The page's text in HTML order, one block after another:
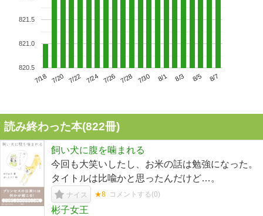
7/18 7/20 7/22 7/24 7/26 7/28 7/30 8/1 8/3 8/5 8/7
820.5
821.0
821.5
読み終わった本(822冊)
飼い犬に腹を噛まれる
今回も大笑いしたし、お米の話は勉強になった。
タイトルは比喩かと思ったんだけど…。
ナイス ★8 コメントする(0)
彬子女王